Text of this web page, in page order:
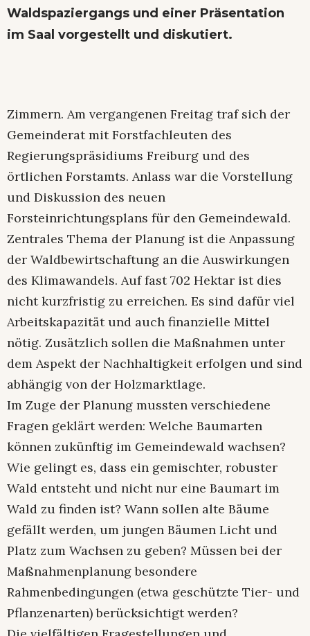
Waldspaziergangs und einer Präsentation
im Saal vorgestellt und diskutiert.
Zimmern. Am vergangenen Freitag traf sich der
Gemeinderat mit Forstfachleuten des
Regierungspräsidiums Freiburg und des
örtlichen Forstamts. Anlass war die Vorstellung
und Diskussion des neuen
Forsteinrichtungsplans für den Gemeindewald.
Zentrales Thema der Planung ist die Anpassung
der Waldbewirtschaftung an die Auswirkungen
des Klimawandels. Auf fast 702 Hektar ist dies
nicht kurzfristig zu erreichen. Es sind dafür viel
Arbeitskapazität und auch finanzielle Mittel
nötig. Zusätzlich sollen die Maßnahmen unter
dem Aspekt der Nachhaltigkeit erfolgen und sind
abhängig von der Holzmarktlage.
Im Zuge der Planung mussten verschiedene
Fragen geklärt werden: Welche Baumarten
können zukünftig im Gemeindewald wachsen?
Wie gelingt es, dass ein gemischter, robuster
Wald entsteht und nicht nur eine Baumart im
Wald zu finden ist? Wann sollen alte Bäume
gefällt werden, um jungen Bäumen Licht und
Platz zum Wachsen zu geben? Müssen bei der
Maßnahmenplanung besondere
Rahmenbedingungen (etwa geschützte Tier- und
Pflanzenarten) berücksichtigt werden?